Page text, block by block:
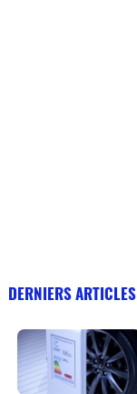
DERNIERS ARTICLES